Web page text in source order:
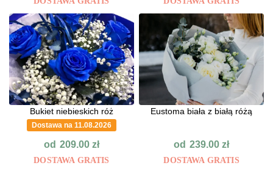
Bukiet niebieskich róż
Dostawa na 11.08.2026
od 209.00 zł
DOSTAWA GRATIS
Eustoma biała z białą różą
od 239.00zł
DOSTAWA GRATIS